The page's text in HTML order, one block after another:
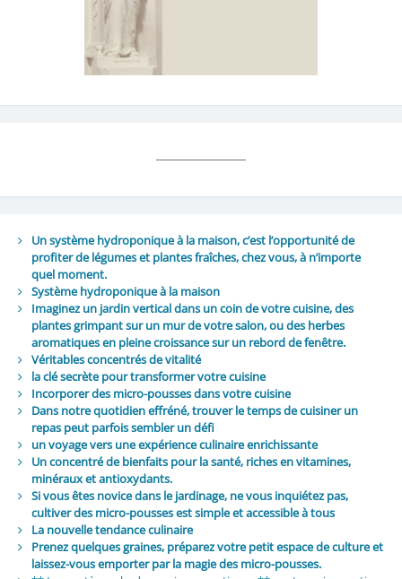
Un système hydroponique à la maison, c’est l’opportunité de
profiter de légumes et plantes fraîches, chez vous, à n’importe
quel moment.
Système hydroponique à la maison
Imaginez un jardin vertical dans un coin de votre cuisine, des
plantes grimpant sur un mur de votre salon, ou des herbes
aromatiques en pleine croissance sur un rebord de fenêtre.
Véritables concentrés de vitalité
la clé secrète pour transformer votre cuisine
Incorporer des micro-pousses dans votre cuisine
Dans notre quotidien effréné, trouver le temps de cuisiner un
repas peut parfois sembler un défi
un voyage vers une expérience culinaire enrichissante
Un concentré de bienfaits pour la santé, riches en vitamines,
minéraux et antioxydants.
Si vous êtes novice dans le jardinage, ne vous inquiétez pas,
cultiver des micro-pousses est simple et accessible à tous
La nouvelle tendance culinaire
Prenez quelques graines, préparez votre petit espace de culture et
laissez-vous emporter par la magie des micro-pousses.